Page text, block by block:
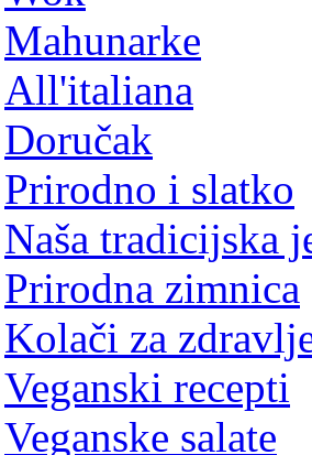
Mahunarke
All'italiana
Doručak
Prirodno i slatko
Naša tradicijska
Prirodna zimnica
Kolači za
Veganski recepti
Veganske salate